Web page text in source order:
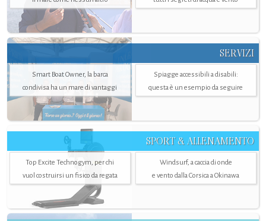
SERVIZI
Smart Boat Owner, la barca
condivisa ha un mare di vantaggi
Spiagge accessibili a disabili:
questa è un esempio da seguire
SPORT & ALLENAMENTO
Top Excite Technogym, per chi
vuol costruirsi un fisico da regata
Windsurf, a caccia di onde
e vento dalla Corsica a Okinawa